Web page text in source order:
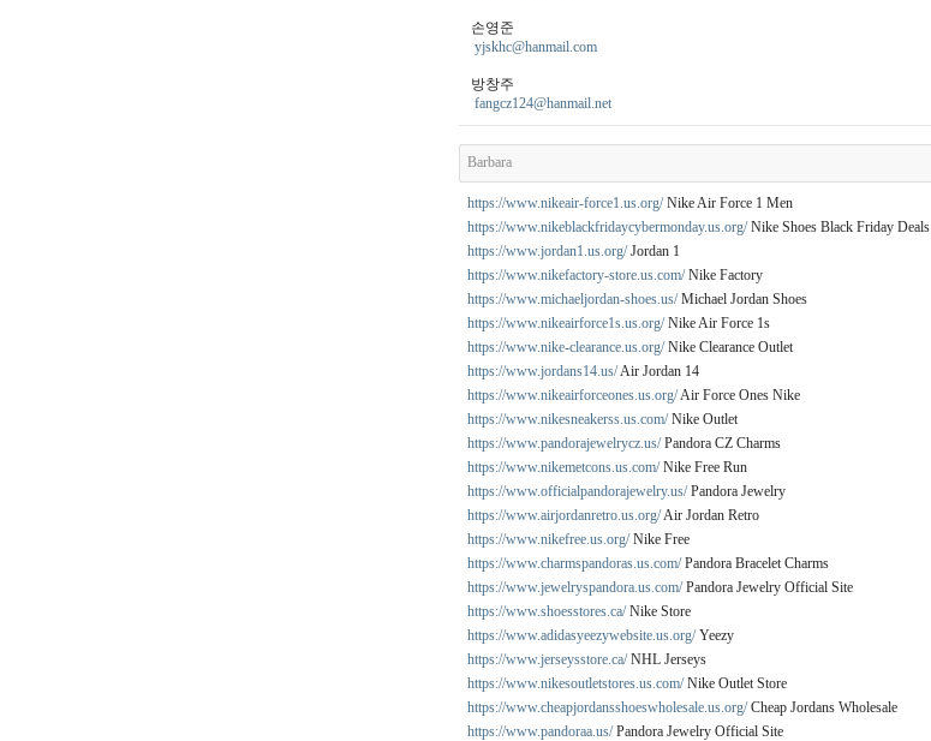
손영준
yjskhc@hanmail.com
방창주
fangcz124@hanmail.net
Barbara
https://www.nikeair-force1.us.org/Nike Air Force 1 Men
https://www.nikeblackfridaycybermonday.us.org/Nike Shoes Black Friday Deals
https://www.jordan1.us.org/Jordan 1
https://www.nikefactory-store.us.com/Nike Factory
https://www.michaeljordan-shoes.us/Michael Jordan Shoes
https://www.nikeairforce1s.us.org/Nike Air Force 1s
https://www.nike-clearance.us.org/Nike Clearance Outlet
https://www.jordans14.us/Air Jordan 14
https://www.nikeairforceones.us.org/Air Force Ones Nike
https://www.nikesneakerss.us.com/Nike Outlet
https://www.pandorajewelrycz.us/Pandora CZ Charms
https://www.nikemetcons.us.com/Nike Free Run
https://www.officialpandorajewelry.us/Pandora Jewelry
https://www.airjordanretro.us.org/Air Jordan Retro
https://www.nikefree.us.org/Nike Free
https://www.charmspandoras.us.com/Pandora Bracelet Charms
https://www.jewelryspandora.us.com/Pandora Jewelry Official Site
https://www.shoesstores.ca/Nike Store
https://www.adidasyeezywebsite.us.org/Yeezy
https://www.jerseysstore.ca/NHL Jerseys
https://www.nikesoutletstores.us.com/Nike Outlet Store
https://www.cheapjordansshoeswholesale.us.org/Cheap Jordans Wholesale
https://www.pandoraa.us/Pandora Jewelry Official Site